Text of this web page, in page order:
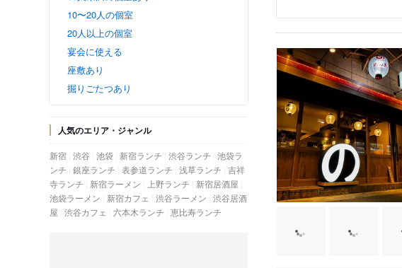
10〜20人の個室
20人以上の個室
宴会に使える
座敷あり
掘りごたつあり
人気のエリア・ジャンル
新宿 渋谷 池袋 新宿ランチ 渋谷ランチ 池袋ラ
ンチ 銀座ランチ 表参道ランチ 浅草ランチ 吉祥
寺ランチ
新宿ラーメン 上野ランチ
新宿居酒屋
池袋ラーメン
新宿カフェ 渋谷ラーメン 渋谷居酒
屋 渋谷カフェ 六本木ランチ 恵比寿ランチ